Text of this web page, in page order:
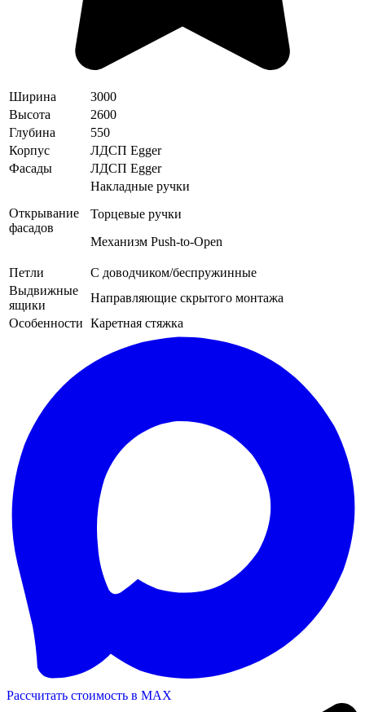
Ширина
3000
Высота
2600
Глубина
550
Корпус
ЛДСП Egger
Фасады
ЛДСП Egger
Открывание
фасадов
Накладные ручки
Торцевые ручки
Механизм Push-to-Open
Петли
С доводчиком/беспружинные
Выдвижные
ящики
Направляющие скрытого монтажа
Особенности Каретная стяжка
Рассчитать стоимость в MAX